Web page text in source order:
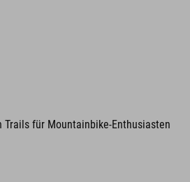
für Mountainbike-Enthusiasten